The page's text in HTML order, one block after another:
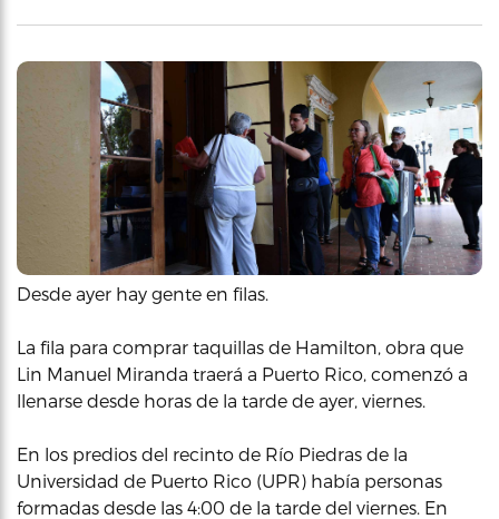
Desde ayer hay gente en filas.
La fila para comprar taquillas de Hamilton, obra que
Lin Manuel Miranda traerá a Puerto Rico, comenzó a
llenarse desde horas de la tarde de ayer, viernes.
En los predios del recinto de Río Piedras de la
Universidad de Puerto Rico (UPR) había personas
formadas desde las 4:00 de la tarde del viernes. En